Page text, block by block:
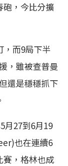
，今比分擴
，而9局下半
，雖被查普曼
還是穩穩抓下
月27到6月19
也在連續6
賽，格林也成